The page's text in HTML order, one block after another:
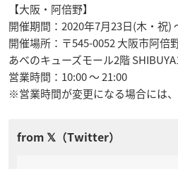
【大阪・阿倍野】
開催期間：2020年7月23日(木・祝)
開催場所：〒545-0052 大阪市阿倍
あべのキューズモール2階
営業時間：10:00 ～ 21:00
※営業時間が変更になる場合には